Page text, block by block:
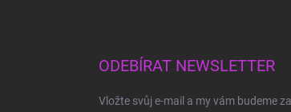
ODEBÍRAT NEWSLETTER
Vložte svůj e-mail a my vám budeme